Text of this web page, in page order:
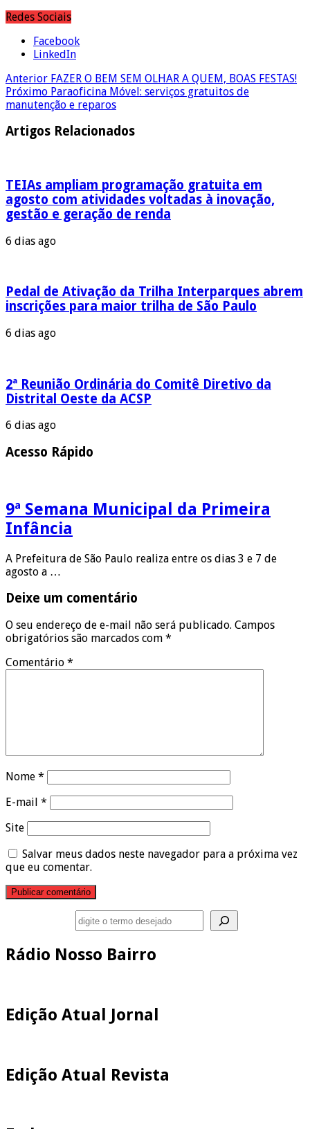
Redes Sociais
Facebook
LinkedIn
Anterior FAZER O BEM SEM OLHAR A QUEM, BOAS FESTAS!
Próximo Paraoficina Móvel: serviços gratuitos de
manutenção e reparos
Artigos Relacionados
TEIAs ampliam programação gratuita em
agosto com atividades voltadas à inovação,
gestão e geração de renda
6 dias ago
Pedal de Ativação da Trilha Interparques abrem
inscrições para maior trilha de São Paulo
6 dias ago
2ª Reunião Ordinária do Comitê Diretivo da
Distrital Oeste da ACSP
6 dias ago
Acesso Rápido
9ª Semana Municipal da Primeira
Infância
A Prefeitura de São Paulo realiza entre os dias 3 e 7 de
agosto a …
Deixe um comentário
O seu endereço de e-mail não será publicado. Campos
obrigatórios são marcados com *
Comentário *
Nome *
E-mail *
Site
Salvar meus dados neste navegador para a próxima vez
que eu comentar.
Rádio Nosso Bairro
Edição Atual Jornal
Edição Atual Revista